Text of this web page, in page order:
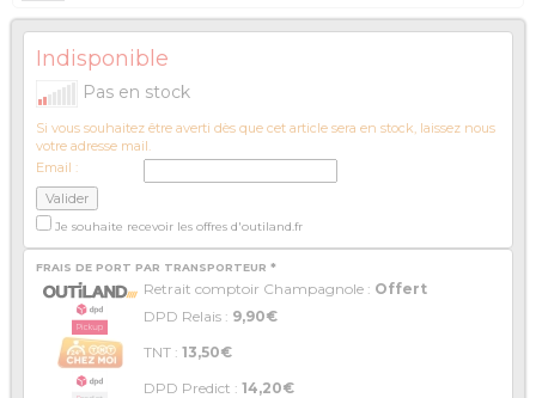
Indisponible
Pas en stock
Si vous souhaitez être averti dès que cet article sera en stock, laissez nous
votre adresse mail.
Email :
Je souhaite recevoir les offres d'outiland.fr
FRAIS DE PORT PAR TRANSPORTEUR *
Retrait comptoir Champagnole : Offert
DPD Relais : 9,90€
TNT : 13,50€
DPD Predict : 14,20€